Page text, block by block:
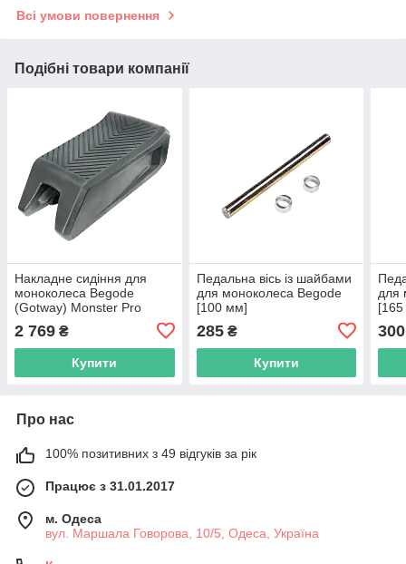
Всі умови повернення
Подібні товари компанії
Накладне сидіння для
моноколеса Begode
(Gotway) Monster Pro
2 769 ₴
Купити
Педальна вісь із шайбами
для моноколеса Begode
[100 мм]
285₴
Купити
для
300
Про нас
100% позитивних з 49 відгуків за рік
Працює з 31.01.2017
м. Одеса
вул. Маршала Говорова, 10/5, Одеса, Україна